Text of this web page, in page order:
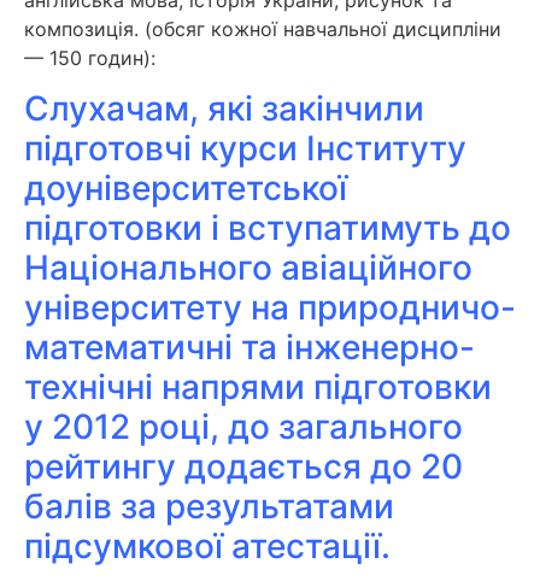
композиція. (обсяг кожної навчальної дисципліни
— 150 годин):
Слухачам, які закінчили
підготовчі курси Інституту
доуніверситетської
підготовки і вступатимуть до
Національного авіаційного
університету на природничо-
математичні та інженерно-
технічні напрями підготовки
у 2012 році, до загального
рейтингу додається до 20
балів за результатами
підсумкової атестації.